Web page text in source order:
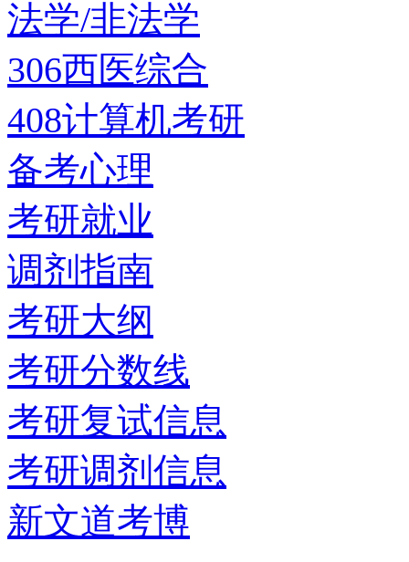
法学/非法学
306西医综合
408计算机考研
备考心理
考研就业
调剂指南
考研大纲
考研分数线
考研复试信息
考研调剂信息
新文道考博